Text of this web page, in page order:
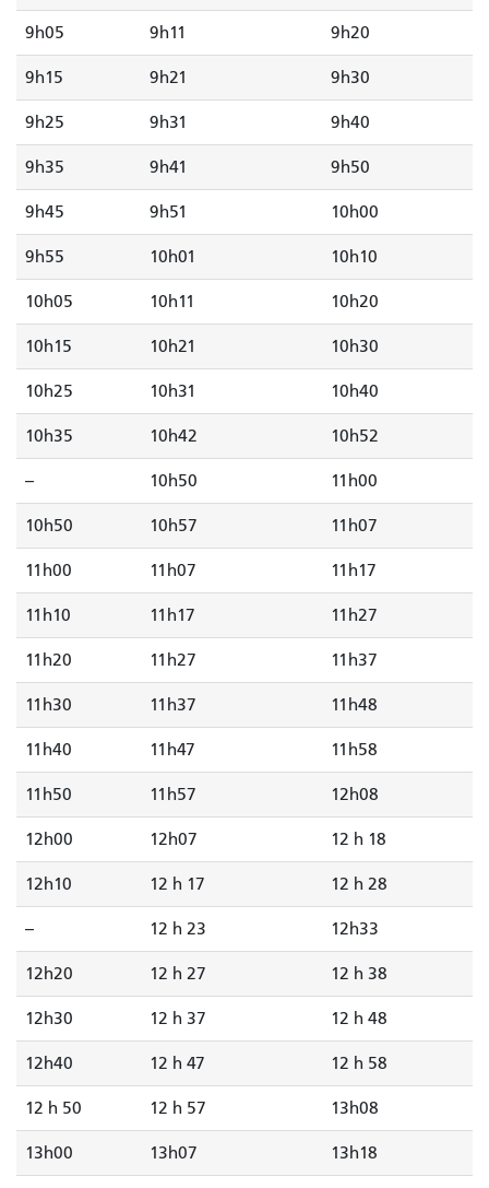
9h05 9h11 9h20
9h15 9h21 9h30
9h25 9h31 9h40
9h35 9h41 9h50
9h45 9h51 10h00
9h55 10h01 10h10
10h05 10h11 10h20
10h15 10h21 10h30
10h25 10h31 10h40
10h35 10h42 10h52
-- 10h50 11h00
10h50 10h57 11h07
11h00 11h07 11h17
11h10 11h17 11h27
11h20 11h27 11h37
11h30 11h37 11h48
11h40 11h47 11h58
11h50 11h57 12h08
12h00 12h07 12 h 18
12h10 12 h 17 12 h 28
-- 12 h 23 12h33
12h20 12 h 27 12 h 38
12h30 12 h 37 12 h 48
12h40 12 h 47 12 h 58
12 h 50 12 h 57 13h08
13h00 13h07 13h18